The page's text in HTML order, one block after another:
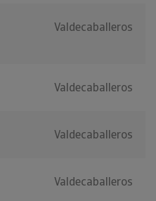
Valdecaballeros
Valdecaballeros
Valdecaballeros
Valdecaballeros